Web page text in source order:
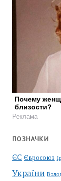
Почему
близости?
Реклама
ПОЗНАЧКИ
ЄС Євросоюз
України